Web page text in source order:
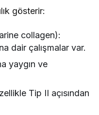
gösterir:
collagen):
dair çalışmalar var.
yaygın ve
Tip II açısından